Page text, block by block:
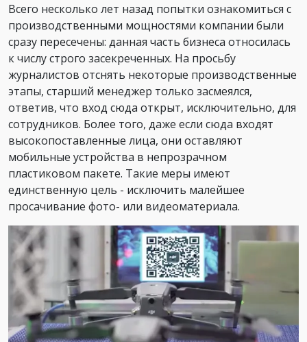
Всего несколько лет назад попытки ознакомиться с
производственными мощностями компании были
сразу пересечены: данная часть бизнеса относилась
к числу строго засекреченных. На просьбу
журналистов отснять некоторые производственные
этапы, старший менеджер только засмеялся,
ответив, что вход сюда открыт, исключительно, для
сотрудников. Более того, даже если сюда входят
высокопоставленные лица, они оставляют
мобильные устройства в непрозрачном
пластиковом пакете. Такие меры имеют
единственную цель - исключить малейшее
просачивание фото- или видеоматериала.